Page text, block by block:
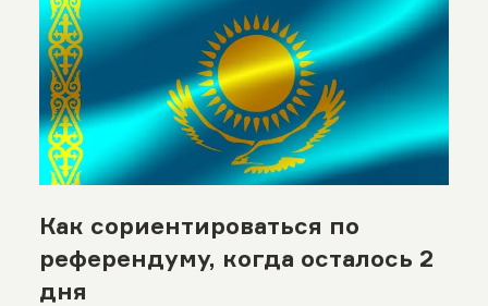
Как сориентироваться по
референдуму, когда осталось 2
дня